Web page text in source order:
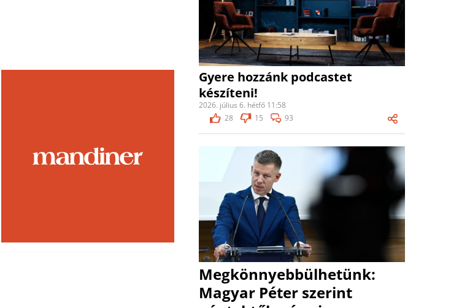
Gyere hozzánk podcastet
készíteni!
2026. július 6. hétfő 11:58
28
15 93
Megkönnyebbülhetünk:
Magyar Péter szerint